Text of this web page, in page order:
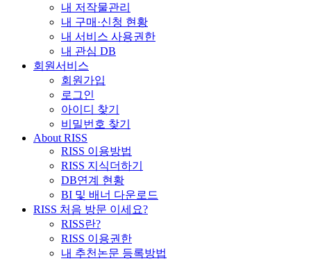
내 저작물관리
내 구매·신청 현황
내 서비스 사용권한
내 관심 DB
회원서비스
회원가입
로그인
아이디 찾기
비밀번호 찾기
About RISS
RISS 이용방법
RISS 지식더하기
DB연계 현황
BI 및 배너 다운로드
RISS 처음 방문 이세요?
RISS란?
RISS 이용권한
내 추천논문 등록방법